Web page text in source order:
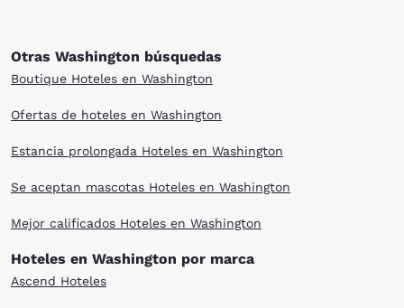
Otras Washington búsquedas
Boutique Hoteles en Washington
Ofertas de hoteles en Washington
Estancia prolongada Hoteles en Washington
Se aceptan mascotas Hoteles en Washington
Mejor calificados Hoteles en Washington
Hoteles en Washington por marca
Ascend Hoteles